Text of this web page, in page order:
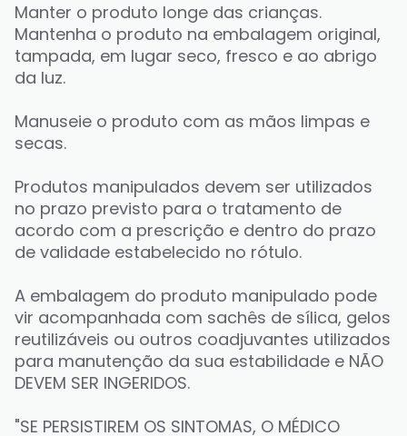
Manter o produto longe das crianças.
Mantenha o produto na embalagem original,
tampada, em lugar seco, fresco e ao abrigo
da luz.
Manuseie o produto com as mãos limpas e
secas.
Produtos manipulados devem ser utilizados
no prazo previsto para o tratamento de
acordo com a prescrição e dentro do prazo
de validade estabelecido no rótulo.
A embalagem do produto manipulado pode
vir acompanhada com sachês de sílica, gelos
reutilizáveis ou outros coadjuvantes utilizados
para manutenção da sua estabilidade e NÃO
DEVEM SER INGERIDOS.
"SE PERSISTIREM OS SINTOMAS, O MÉDICO